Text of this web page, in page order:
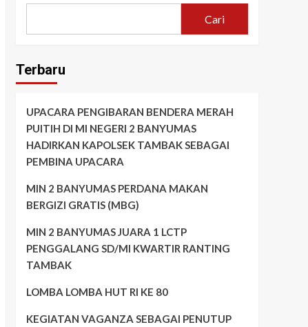
Cari
Terbaru
UPACARA PENGIBARAN BENDERA MERAH
PUITIH DI MI NEGERI 2 BANYUMAS
HADIRKAN KAPOLSEK TAMBAK SEBAGAI
PEMBINA UPACARA
MIN 2 BANYUMAS PERDANA MAKAN
BERGIZI GRATIS (MBG)
MIN 2 BANYUMAS JUARA 1 LCTP
PENGGALANG SD/MI KWARTIR RANTING
TAMBAK
LOMBA LOMBA HUT RI KE 80
KEGIATAN VAGANZA SEBAGAI PENUTUP